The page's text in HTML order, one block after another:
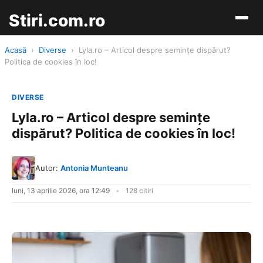
Stiri.com.ro
Acasă › Diverse ›
Lyla.ro – Articol despre semințe dispărut?
Politica de cookies în loc!
DIVERSE
Lyla.ro – Articol despre semințe
dispărut? Politica de cookies în loc!
Autor: Antonia Munteanu
luni, 13 aprilie 2026, ora 12:49 128 citiri